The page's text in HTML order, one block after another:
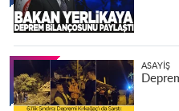
ASAYIŞ